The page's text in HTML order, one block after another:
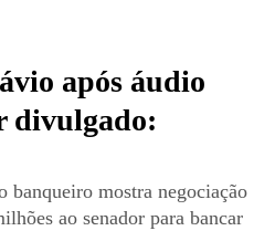
após áudio
divulgado:
banqueiro mostra negociação
ao senador para bancar